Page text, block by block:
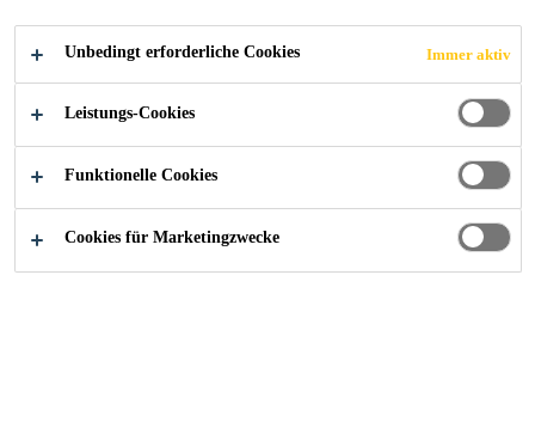
Industry ... Rangsit University
BANGKOK, THAILAND, MUANG-AKE,
PHAHOLYOTHIN ROAD
Unbedingt erforderliche Cookies Immer aktiv
Leistungs-Cookies
Funktionelle Cookies
Cookies für Marketingzwecke